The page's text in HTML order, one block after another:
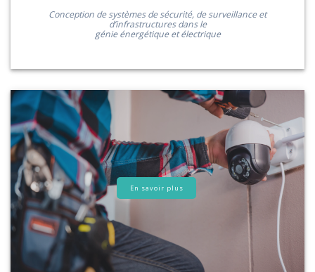
Conception de systèmes de sécurité, de surveillance et
d’infrastructures dans le
génie énergétique et électrique
En savoir plus